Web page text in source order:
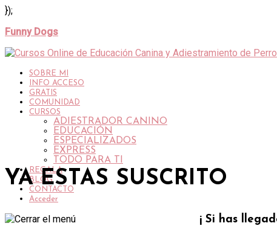
});
Funny Dogs
SOBRE MI
INFO ACCESO
GRATIS
COMUNIDAD
CURSOS
ADIESTRADOR CANINO
EDUCACIÓN
ESPECIALIZADOS
EXPRESS
TODO PARA TI
REGALA
BLOG
CONTACTO
Acceder
YA ESTAS SUSCRITO
¡ Si has